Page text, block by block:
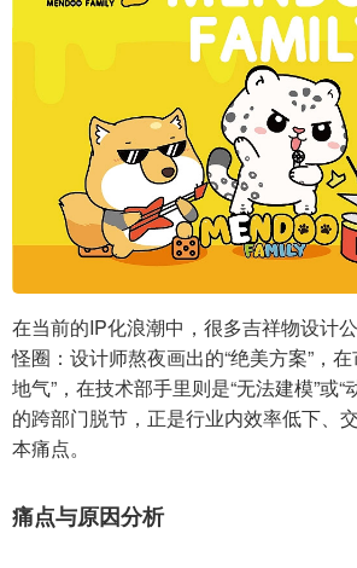
在当前的IP化浪潮中，很多吉祥物设计
怪圈：设计师熬夜画出的“绝美方案”，
地气”，在技术部手里则是“无法建模”或“
的跨部门脱节，正是行业内效率低下、
本痛点。
痛点与原因分析